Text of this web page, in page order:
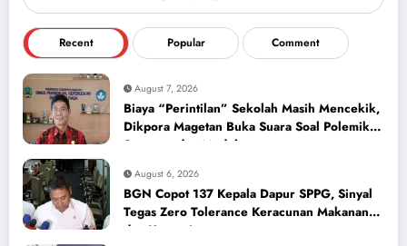
Recent Popular Comment
August 7, 2026
Biaya “Perintilan” Sekolah Masih Mencekik,
Dikpora Magetan Buka Suara Soal Polemik
Seragam dan Modul
August 6, 2026
BGN Copot 137 Kepala Dapur SPPG, Sinyal
Tegas Zero Tolerance Keracunan Makanan
dan Korupsi